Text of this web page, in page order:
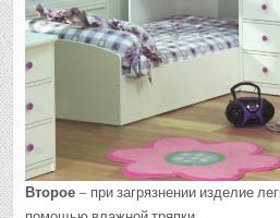
Второе– при загрязнении изделие